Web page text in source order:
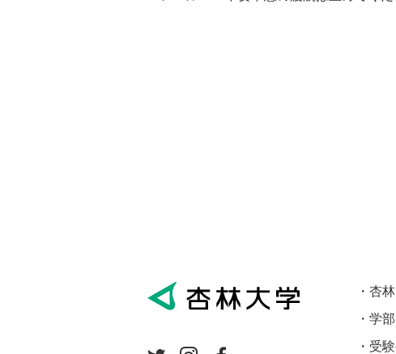
杏
学
受